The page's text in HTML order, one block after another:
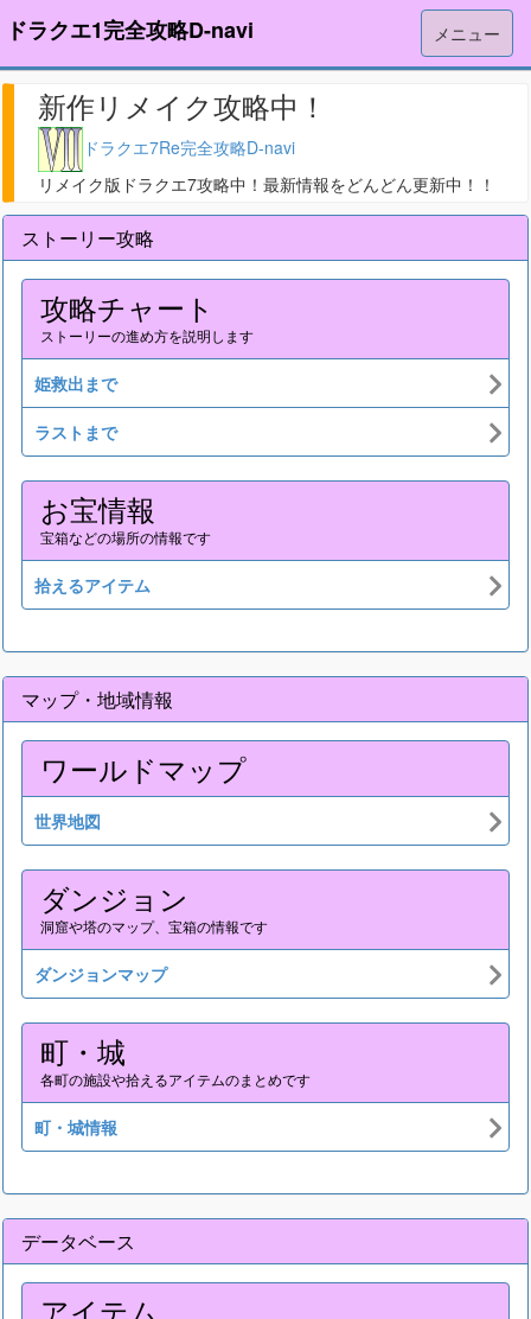
メニュー
ドラクエ1完全攻略D-navi
新作リメイク攻略中！
ドラクエ7Re完全攻略D-navi
リメイク版ドラクエ7攻略中！最新情報をどんどん更新中！！
ストーリー攻略
攻略チャート
ストーリーの進め方を説明します
姫救出まで
ラストまで
お宝情報
宝箱などの場所の情報です
拾えるアイテム
マップ・地域情報
ワールドマップ
世界地図
ダンジョン
洞窟や塔のマップ、宝箱の情報です
ダンジョンマップ
町・城
各町の施設や拾えるアイテムのまとめです
町・城情報
データベース
アイテム